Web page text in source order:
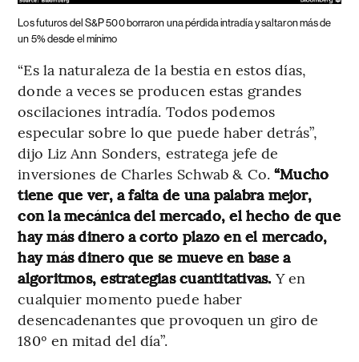
Los futuros del S&P 500 borraron una pérdida intradía y saltaron más de
un 5% desde el mínimo
“Es la naturaleza de la bestia en estos días,
donde a veces se producen estas grandes
oscilaciones intradía. Todos podemos
especular sobre lo que puede haber detrás”,
dijo Liz Ann Sonders, estratega jefe de
inversiones de Charles Schwab & Co. “Mucho
tiene que ver, a falta de una palabra mejor,
con la mecánica del mercado, el hecho de que
hay más dinero a corto plazo en el mercado,
hay más dinero que se mueve en base a
algoritmos, estrategias cuantitativas. Y en
cualquier momento puede haber
desencadenantes que provoquen un giro de
180º en mitad del día”.